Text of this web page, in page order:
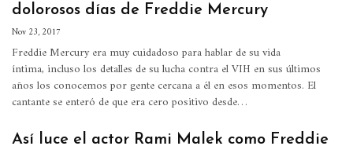
dolorosos días de Freddie Mercury
Nov 23, 2017
Freddie Mercury era muy cuidadoso para hablar de su vida
íntima, incluso los detalles de su lucha contra el VIH en sus últimos
años los conocemos por gente cercana a él en esos momentos. El
cantante se enteró de que era cero positivo desde…
Así luce el actor Rami Malek como Freddie